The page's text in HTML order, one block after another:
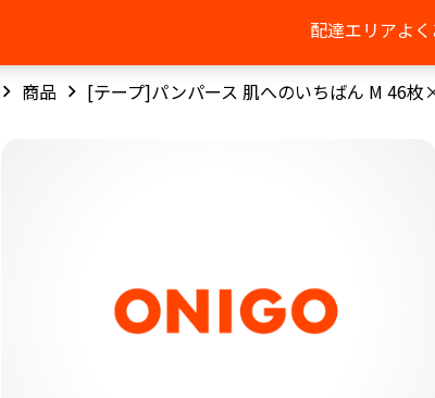
配達エリアよ
商品 [テープ]パンパース 肌へのいちばん M 46